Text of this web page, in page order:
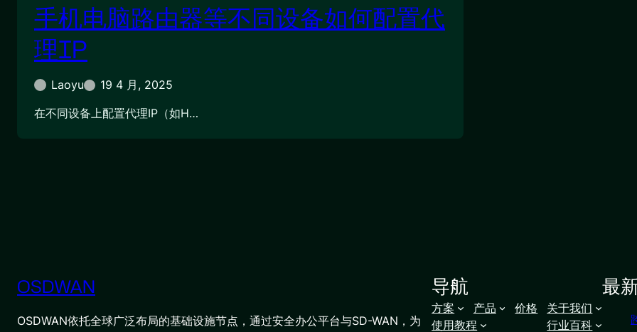
手机电脑路由器等不同设备如何配置代
理IP
Laoyu
19 4 月, 2025
在不同设备上配置代理IP（如H…
OSDWAN
OSDWAN依托全球广泛布局的基础设施节点，通过安全办公平台与SD-WAN，为
导航
方案 产品 价格
关于我们
使用教程
行业百科
最